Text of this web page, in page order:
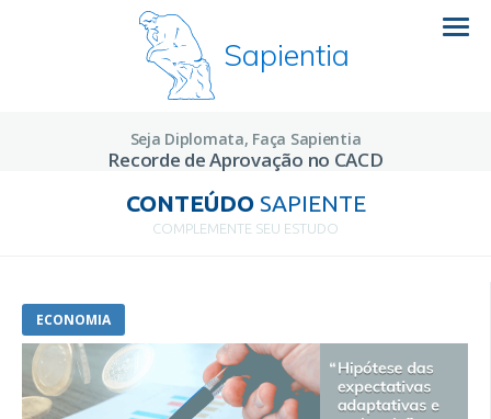
Sapientia
Seja Diplomata, Faça Sapientia
Recorde de Aprovação no CACD
CONTEÚDOSAPIENTE
COMPLEMENTE SEU ESTUDO
ECONOMIA